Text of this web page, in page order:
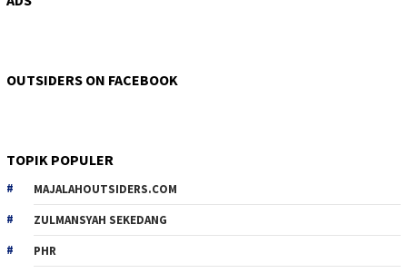
OUTSIDERS ON FACEBOOK
TOPIK POPULER
MAJALAHOUTSIDERS.COM
ZULMANSYAH SEKEDANG
PHR